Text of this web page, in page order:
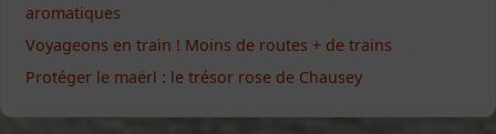
aromatiques
Voyageons en train ! Moins de routes + de trains
Protéger le maërl : le trésor rose de Chausey